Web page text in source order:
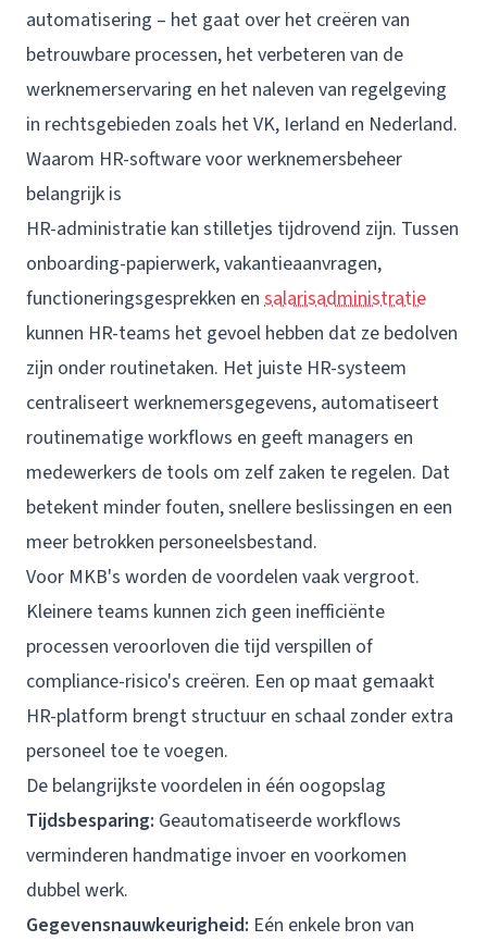
automatisering – het gaat over het creëren van
betrouwbare processen, het verbeteren van de
werknemerservaring en het naleven van regelgeving
in rechtsgebieden zoals het VK, Ierland en Nederland.
Waarom HR-software voor werknemersbeheer
belangrijk is
HR-administratie kan stilletjes tijdrovend zijn. Tussen
onboarding-papierwerk, vakantieaanvragen,
functioneringsgesprekken en salarisadministratie
kunnen HR-teams het gevoel hebben dat ze bedolven
zijn onder routinetaken. Het juiste HR-systeem
centraliseert werknemersgegevens, automatiseert
routinematige workflows en geeft managers en
medewerkers de tools om zelf zaken te regelen. Dat
betekent minder fouten, snellere beslissingen en een
meer betrokken personeelsbestand.
Voor MKB's worden de voordelen vaak vergroot.
Kleinere teams kunnen zich geen inefficiënte
processen veroorloven die tijd verspillen of
compliance-risico's creëren. Een op maat gemaakt
HR-platform brengt structuur en schaal zonder extra
personeel toe te voegen.
De belangrijkste voordelen in één oogopslag
Tijdsbesparing: Geautomatiseerde workflows
verminderen handmatige invoer en voorkomen
dubbel werk.
Gegevensnauwkeurigheid: Eén enkele bron van